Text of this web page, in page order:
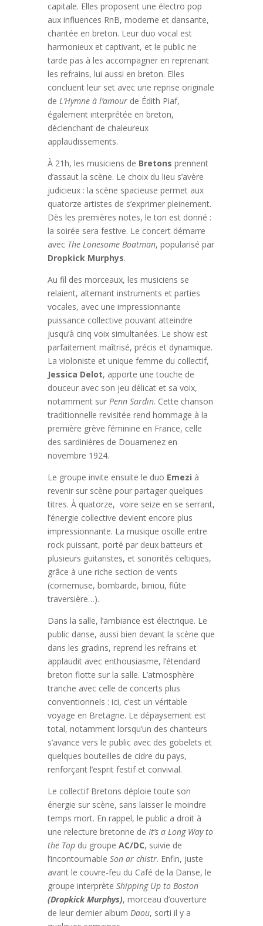
capitale. Elles proposent une électro pop
aux influences RnB, moderne et dansante,
chantée en breton. Leur duo vocal est
harmonieux et captivant, et le public ne
tarde pas à les accompagner en reprenant
les refrains, lui aussi en breton. Elles
concluent leur set avec une reprise originale
de L’Hymne à l’amourde Édith Piaf,
également interprétée en breton,
déclenchant de chaleureux
applaudissements.
À 21h, les musiciens de Bretons prennent
d’assaut la scène. Le choix du lieu s’avère
judicieux : la scène spacieuse permet aux
quatorze artistes de s’exprimer pleinement.
Dès les premières notes, le ton est donné :
la soirée sera festive. Le concert démarre
avec The Lonesome Boatman, popularisé par
Dropkick Murphys.
Au fil des morceaux, les musiciens se
relaient, alternant instruments et parties
vocales, avec une impressionnante
puissance collective pouvant atteindre
jusqu’à cinq voix simultanées. Le show est
parfaitement maîtrisé, précis et dynamique.
La violoniste et unique femme du collectif,
Jessica Delot, apporte une touche de
douceur avec son jeu délicat et sa voix,
notamment sur Penn Sardin. Cette chanson
traditionnelle revisitée rend hommage à la
première grève féminine en France, celle
des sardinières de Douarnenez en
novembre 1924.
Le groupe invite ensuite le duo Emezi à
revenir sur scène pour partager quelques
titres. À quatorze, voire seize en se serrant,
l’énergie collective devient encore plus
impressionnante. La musique oscille entre
rock puissant, porté par deux batteurs et
plusieurs guitaristes, et sonorités celtiques,
grâce à une riche section de vents
(cornemuse, bombarde, biniou, flûte
traversière…).
Dans la salle, l’ambiance est électrique. Le
public danse, aussi bien devant la scène que
dans les gradins, reprend les refrains et
applaudit avec enthousiasme, l’étendard
breton flotte sur la salle. L’atmosphère
tranche avec celle de concerts plus
conventionnels : ici, c’est un véritable
voyage en Bretagne. Le dépaysement est
total, notamment lorsqu’un des chanteurs
s’avance vers le public avec des gobelets et
quelques bouteilles de cidre du pays,
renforçant l’esprit festif et convivial.
Le collectif Bretons déploie toute son
énergie sur scène, sans laisser le moindre
temps mort. En rappel, le public a droit à
une relecture bretonne de It’s a Long Way to
the Topdu groupe AC/DC, suivie de
l’incontournable Son ar chistr. Enfin, juste
avant le couvre-feu du Café de la Danse, le
groupe interprète Shipping Up to Boston
(Dropkick Murphys), morceau d’ouverture
de leur dernier album Daou, sorti il y a